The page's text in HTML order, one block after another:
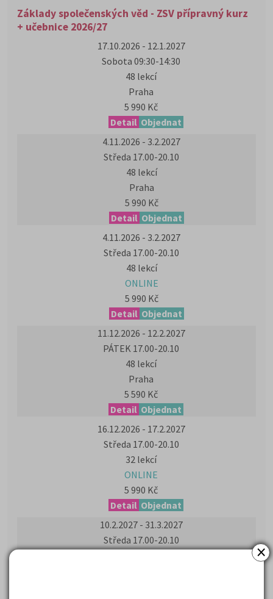
×
Základy společenských věd - ZSV přípravný kurz
+ učebnice 2026/27
17.10.2026 - 12.1.2027
Sobota 09:30-14:30
48 lekcí
Praha
5 990 Kč
Detail Objednat
4.11.2026 - 3.2.2027
Středa 17.00-20.10
48 lekcí
Praha
5 990 Kč
Detail Objednat
4.11.2026 - 3.2.2027
Středa 17.00-20.10
48 lekcí
ONLINE
5 990 Kč
Detail Objednat
11.12.2026 - 12.2.2027
PÁTEK 17.00-20.10
48 lekcí
Praha
5 590 Kč
Detail Objednat
16.12.2026 - 17.2.2027
Středa 17.00-20.10
32 lekcí
ONLINE
5 990 Kč
Detail Objednat
10.2.2027 - 31.3.2027
Středa 17.00-20.10